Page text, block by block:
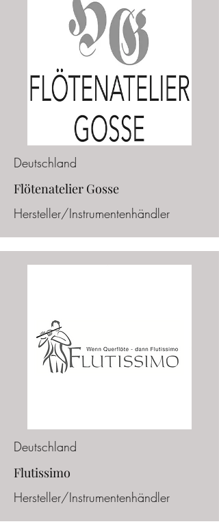
Deutschland
Flötenatelier Gosse
Hersteller/Instrumentenhändler
Deutschland
Flutissimo
Hersteller/Instrumentenhändler